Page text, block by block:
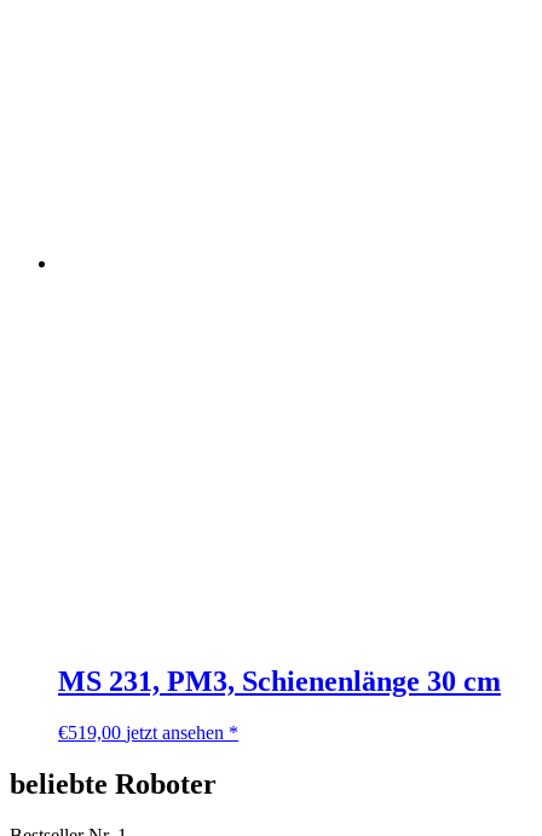
MS 231, PM3, Schienenlänge 30 cm
€519,00 jetzt ansehen *
beliebte Roboter